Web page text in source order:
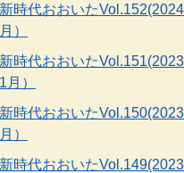
新時代おおいた
月）
新時代おおいた
1月）
新時代おおいた
月）
新時代おおいた